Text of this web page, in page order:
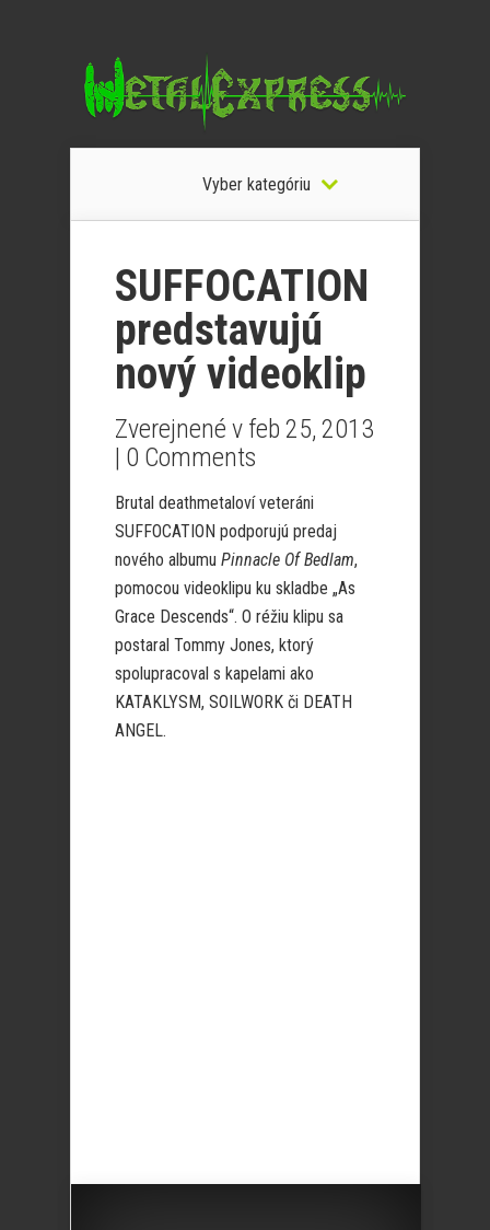
Vyber kategóriu
SUFFOCATION
predstavujú
nový videoklip
Zverejnené v feb 25, 2013
| 0 Comments
Brutal deathmetaloví veteráni
SUFFOCATION podporujú predaj
nového albumu Pinnacle Of Bedlam,
pomocou videoklipu ku skladbe „As
Grace Descends“. O réžiu klipu sa
postaral Tommy Jones, ktorý
spolupracoval s kapelami ako
KATAKLYSM, SOILWORK či DEATH
ANGEL.